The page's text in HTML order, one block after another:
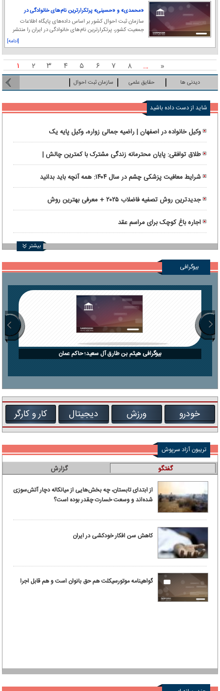
«محمدی» و «حسینی» پرتکرارترین نام‌های خانوادگی در
ایران
سازمان ثبت احوال کشور بر اساس داده‌های پایگاه اطلاعات
جمعیت کشور، پرتکرارترین نام‌های خانوادگی در ایران را منتشر
[ادامه]
۱ ۲ ۳ ۴ ۵ ۶ ۷ ۸ … «
دیدنی ها حقایق علمی سازمان ثبت احوال
شاید از دست داده باشید
وکیل خانواده در اصفهان | راضیه جمالی زواره، وکیل پایه یک
دادگستری و متخصص نگارش قراردادها
طلاق توافقی: پایان محترمانه زندگی مشترک با کمترین چالش |
راهنمای انتخاب وکیل طلاق توافقی در تهران
شرایط معافیت پزشکی چشم در سال ۱۴۰۴: همه آنچه باید بدانید
جدیدترین روش تصفیه فاضلاب ۲۰۲۵ + معرفی بهترین روش
اجاره باغ کوچک برای مراسم عقد
بیشتر
بیوگرافی
بیوگرافی هیثم بن طارق آل سعید؛ حاکم عمان
خودرو ورزش دیجیتال کار و کارگر
تریبون آزاد سرپوش
گفتگو گزارش
از ابتدای تابستان، چه بخش‌هایی از میانکاله دچار آتش‌سوزی
شده‌اند و وسعت خسارت چقدر بوده است؟
کاهش سن افکار خودکشی در ایران
گواهینامه موتورسیکلت هم حق بانوان است و هم قابل اجرا